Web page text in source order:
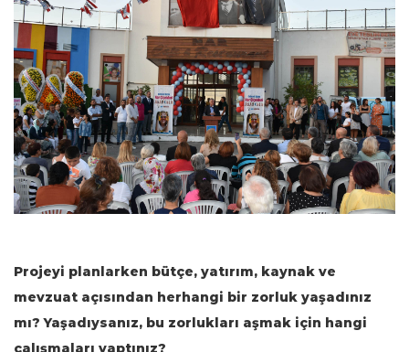
Projeyi planlarken bütçe, yatırım, kaynak ve
mevzuat açısından herhangi bir zorluk yaşadınız
mı? Yaşadıysanız, bu zorlukları aşmak için hangi
çalışmaları yaptınız?